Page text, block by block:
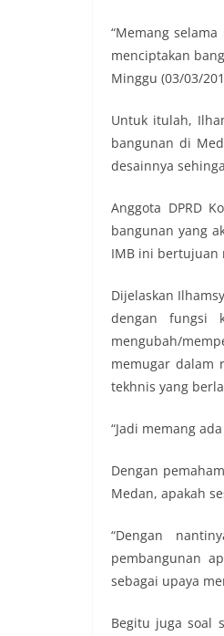
“Memang
menciptakan
Minggu (03/03/
Untuk itulah,
bangunan di
desainnya
Anggota DPRD
bangunan yang
IMB ini bertujuan
Dijelaskan
dengan fungsi
mengubah/
memugar dalam
tekhnis yang
“Jadi memang
Dengan
Medan, apakah
“Dengan
pembangunan
sebagai upaya
Begitu juga soal